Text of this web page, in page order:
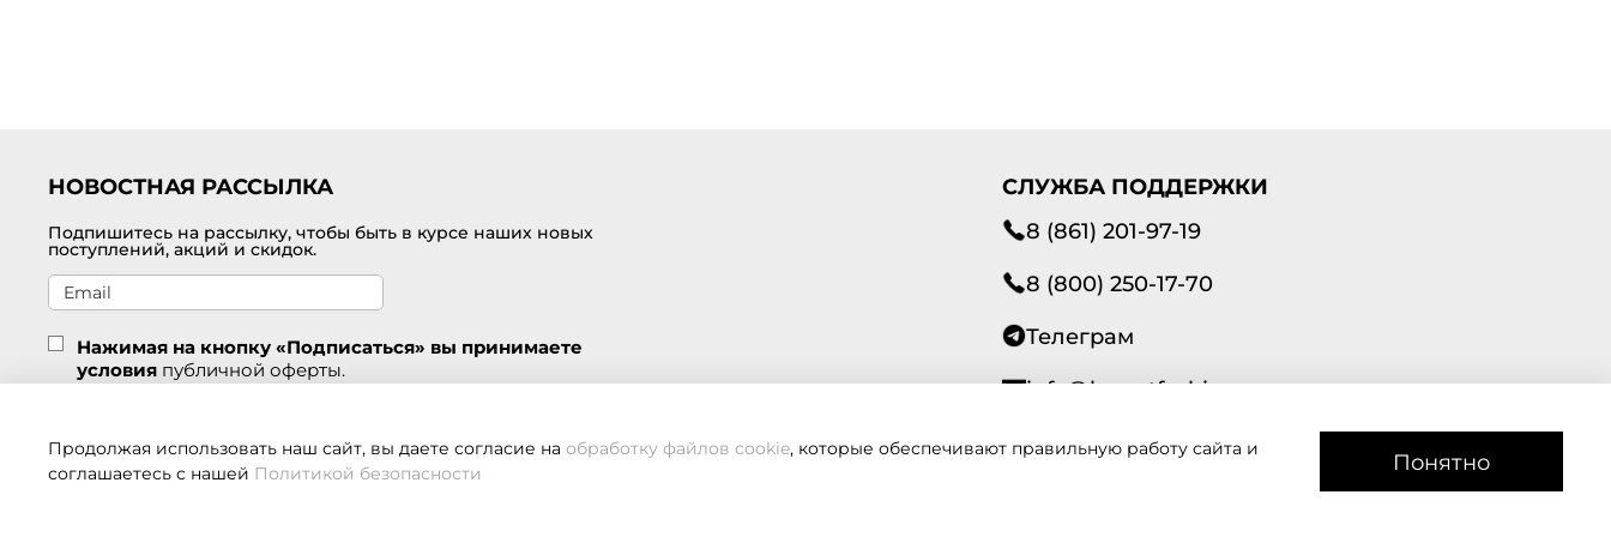
НОВОСТНАЯ РАССЫЛКА
Подпишитесь на рассылку, чтобы быть в курсе наших новых
поступлений, акций и скидок.
Нажимая на кнопку «Подписаться» вы принимаете
условия публичной оферты.
СЛУЖБА ПОДДЕРЖКИ
8 (861) 201-97-19
8 (800) 250-17-70
Телеграм
info@lavantfashion.ru
Всегда рады помочь!
Продолжая использовать наш сайт, вы даете согласие на обработку файлов cookie, которые обеспечивают правильную работу сайта и
соглашаетесь с нашей Политикой безопасности Понятно